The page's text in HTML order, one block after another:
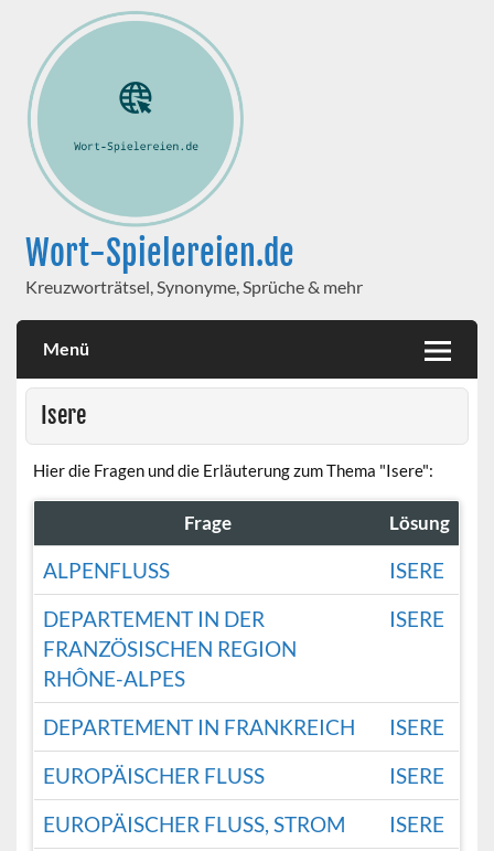
Wort-Spielereien.de
Kreuzworträtsel, Synonyme, Sprüche & mehr
Menü
Isere
Hier die Fragen und die Erläuterung zum Thema "Isere":
Frage Lösung
ALPENFLUSS
ISERE
DEPARTEMENT IN DER
FRANZÖSISCHEN REGION
RHÔNE-ALPES
ISERE
DEPARTEMENT IN FRANKREICH
ISERE
EUROPÄISCHER FLUSS
ISERE
EUROPÄISCHER FLUSS, STROM
ISERE